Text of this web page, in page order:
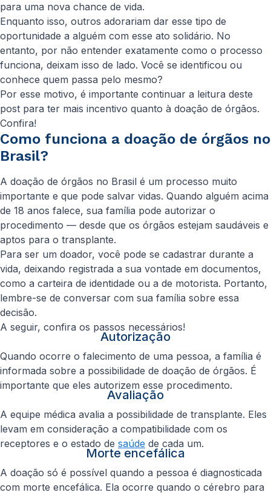
para uma nova chance de vida.
Enquanto isso, outros adorariam dar esse tipo de
oportunidade a alguém com esse ato solidário. No
entanto, por não entender exatamente como o processo
funciona, deixam isso de lado. Você se identificou ou
conhece quem passa pelo mesmo?
Por esse motivo, é importante continuar a leitura deste
post para ter mais incentivo quanto à doação de órgãos.
Confira!
Como funciona a doação de órgãos no
Brasil?
A doação de órgãos no Brasil é um processo muito
importante e que pode salvar vidas. Quando alguém acima
de 18 anos falece, sua família pode autorizar o
procedimento — desde que os órgãos estejam saudáveis e
aptos para o transplante.
Para ser um doador, você pode se cadastrar durante a
vida, deixando registrada a sua vontade em documentos,
como a carteira de identidade ou a de motorista. Portanto,
lembre-se de conversar com sua família sobre essa
decisão.
A seguir, confira os passos necessários!
Autorização
Quando ocorre o falecimento de uma pessoa, a família é
informada sobre a possibilidade de doação de órgãos. É
importante que eles autorizem esse procedimento.
Avaliação
A equipe médica avalia a possibilidade de transplante. Eles
levam em consideração a compatibilidade com os
receptores e o estado de saúde de cada um.
Morte encefálica
A doação só é possível quando a pessoa é diagnosticada
com morte encefálica. Ela ocorre quando o cérebro para